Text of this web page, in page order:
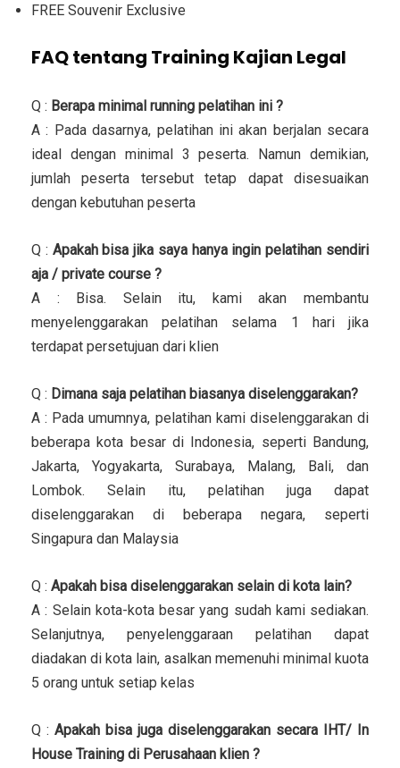
FREE Souvenir Exclusive
FAQ tentang Training Kajian Legal
Q : Berapa minimal running pelatihan ini ?
A : Pada dasarnya, pelatihan ini akan berjalan secara
ideal dengan minimal 3 peserta. Namun demikian,
jumlah peserta tersebut tetap dapat disesuaikan
dengan kebutuhan peserta
Q : Apakah bisa jika saya hanya ingin pelatihan sendiri
aja / private course ?
A : Bisa. Selain itu, kami akan membantu
menyelenggarakan pelatihan selama 1 hari jika
terdapat persetujuan dari klien
Q : Dimana saja pelatihan biasanya diselenggarakan?
A : Pada umumnya, pelatihan kami diselenggarakan di
beberapa kota besar di Indonesia, seperti Bandung,
Jakarta, Yogyakarta, Surabaya, Malang, Bali, dan
Lombok. Selain itu, pelatihan juga dapat
diselenggarakan di beberapa negara, seperti
Singapura dan Malaysia
Q : Apakah bisa diselenggarakan selain di kota lain?
A : Selain kota-kota besar yang sudah kami sediakan.
Selanjutnya, penyelenggaraan pelatihan dapat
diadakan di kota lain, asalkan memenuhi minimal kuota
5 orang untuk setiap kelas
Q : Apakah bisa juga diselenggarakan secara IHT/ In
House Training di Perusahaan klien ?